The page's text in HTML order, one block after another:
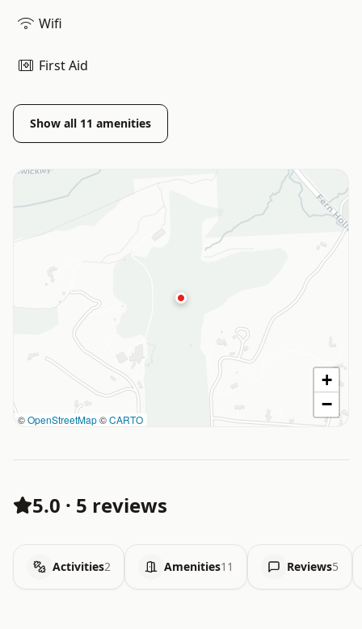
Wifi
First Aid
Show all 11 amenities
©OpenStreetMap©CARTO
+
−
5.0 · 5 reviews
Activities2 Amenities11 Reviews5